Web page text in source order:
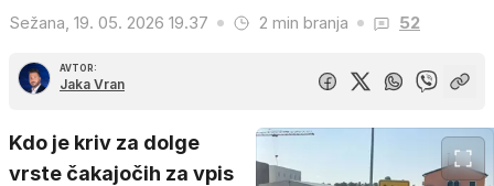
Sežana, 19. 05. 2026 19.37 2 min branja 52
AVTOR:
Jaka Vran
Kdo je kriv za dolge
vrste čakajočih za vpis